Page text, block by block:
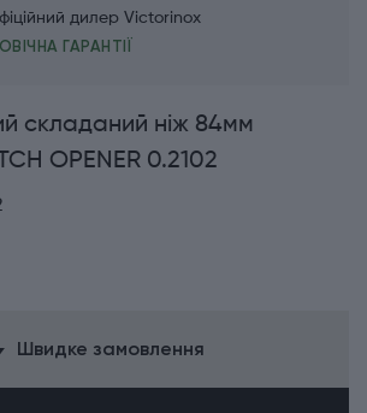
дилер Victorinox
ГАРАНТІЇ
складаний ніж 84мм
OPENER 0.2102
Швидке замовлення